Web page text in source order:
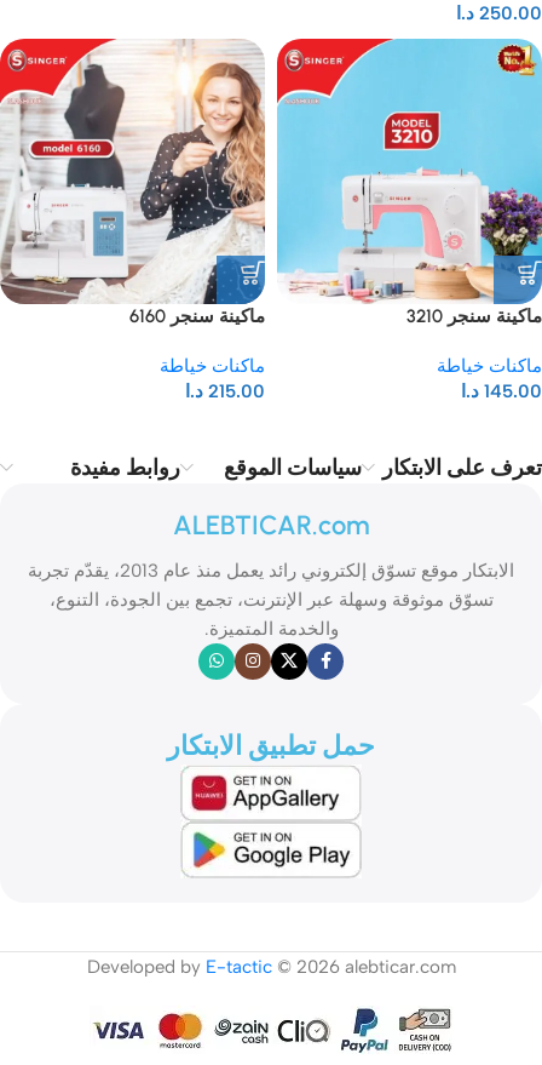
250.00 د.ا
ماكينة سنجر 3210
ماكنات خياطة
145.00 د.ا
ماكينة سنجر 6160
ماكنات خياطة
215.00 د.ا
تعرف على الابتكار سياسات الموقع روابط مفيدة
ALEBTICAR.com
الابتكار موقع تسوّق إلكتروني رائد يعمل منذ عام 2013، يقدّم تجربة
تسوّق موثوقة وسهلة عبر الإنترنت، تجمع بين الجودة، التنوع،
والخدمة المتميزة.
حمل تطبيق الابتكار
Developed by E-tactic© 2026 alebticar.com